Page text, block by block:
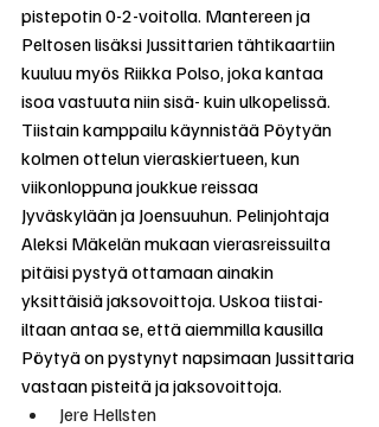
pistepotin 0-2-voitolla. Mantereen ja
Peltosen lisäksi Jussittarien tähtikaartiin
kuuluu myös Riikka Polso, joka kantaa
isoa vastuuta niin sisä- kuin ulkopelissä.
Tiistain kamppailu käynnistää Pöytyän
kolmen ottelun vieraskiertueen, kun
viikonloppuna joukkue reissaa
Jyväskylään ja Joensuuhun. Pelinjohtaja
Aleksi Mäkelän mukaan vierasreissuilta
pitäisi pystyä ottamaan ainakin
yksittäisiä jaksovoittoja. Uskoa tiistai-
iltaan antaa se, että aiemmilla kausilla
Pöytyä on pystynyt napsimaan Jussittaria
vastaan pisteitä ja jaksovoittoja.
Jere Hellsten